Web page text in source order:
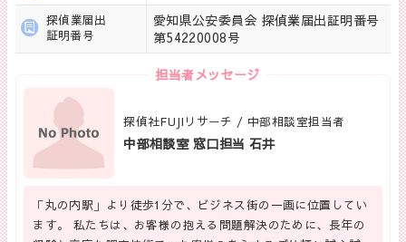
探偵業届出
証明番号
愛知県公安委員会 探偵業届出証明番号
第54220008号
担当者メッセージ
探偵社FUJIリサーチ / 中部相談室担当者
中部相談室 窓口担当 石井
「丸の内駅」より徒歩1分で、ビジネス街の一画に位置してい
ます。 私たちは、お客様の抱える問題解決のために、長年の